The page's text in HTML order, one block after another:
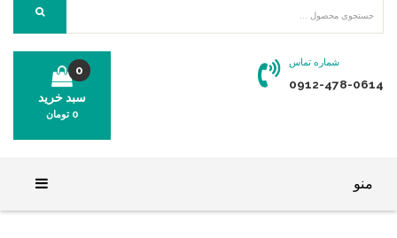
شماره تماس
0912-478-0614
سبد خرید
0
0 تومان
منو